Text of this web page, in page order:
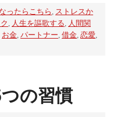
ったらこちら
ストレスか
人生を謳歌する
人間関
お金 パートナー 借金 恋愛
の習慣